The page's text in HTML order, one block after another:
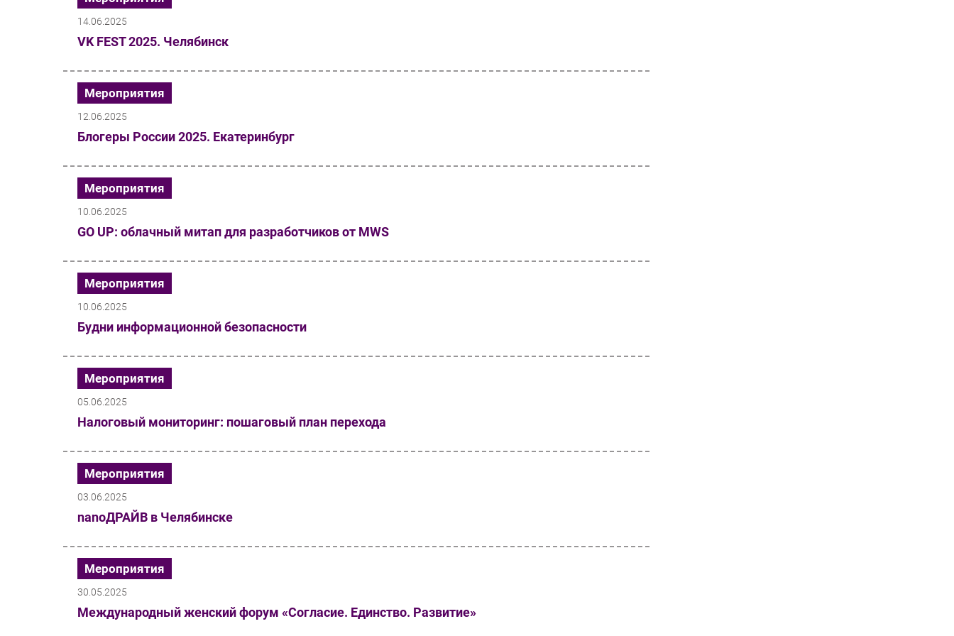
14.06.2025
VK FEST 2025. Челябинск
Мероприятия
12.06.2025
Блогеры России 2025. Екатеринбург
Мероприятия
10.06.2025
GO UP: облачный митап для разработчиков от MWS
Мероприятия
10.06.2025
Будни информационной безопасности
Мероприятия
05.06.2025
Налоговый мониторинг: пошаговый план перехода
Мероприятия
03.06.2025
nanoДРАЙВ в Челябинске
Мероприятия
30.05.2025
Международный женский форум «Согласие. Единство. Развитие»